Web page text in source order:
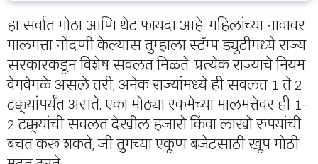
हा सर्वात मोठा आणि थेट फायदा आहे. महिलांच्या नावावर
मालमत्ता नोंदणी केल्यास तुम्हाला स्टॅम्प ड्युटीमध्ये राज्य
सरकारकडून विशेष सवलत मिळते. प्रत्येक राज्याचे नियम
वेगवेगळे असले तरी, अनेक राज्यांमध्ये ही सवलत 1 ते 2
टक्क्यांपर्यंत असते. एका मोठ्या रकमेच्या मालमत्तेवर ही 1-
2 टक्क्यांची सवलत देखील हजारो किंवा लाखो रुपयांची
बचत करू शकते, जी तुमच्या एकूण बजेटसाठी खूप मोठी